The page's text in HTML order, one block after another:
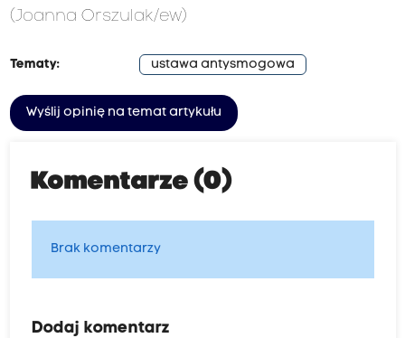
(Joanna Orszulak/ew)
Tematy: ustawa antysmogowa
Wyślij opinię na temat artykułu
Komentarze (0)
Brak komentarzy
Dodaj komentarz